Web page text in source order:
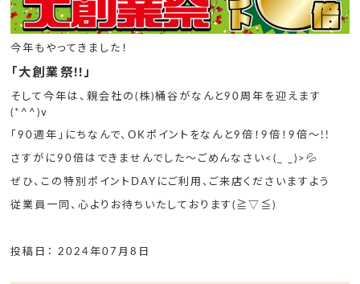
今年もやってきました！
「大創業祭!!」
そして今年は、親会社の(株)桶谷がなんと90周年を迎えます
(*^^)v
「90週年」にちなんで、OKポイントをなんと9倍！9倍！9倍～!!
さすがに90倍はできませんでした～ごめんなさい<(_ _)>💦
ぜひ、この特別ポイントDAYにご利用、ご来店くださいますよう
従業員一同、心よりお待ちいたしております(≧▽≦)
投稿日： 2024年07月8日